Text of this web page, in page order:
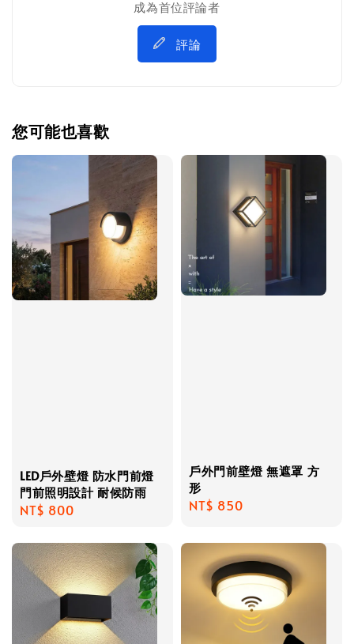
成為首位評論者
評論
您可能也喜歡
LED戶外壁燈 防水門前燈
門前照明設計 耐候防雨
Regular
NT$ 800
戶外門前壁燈 無遮罩 方
形
Regular
NT$ 850